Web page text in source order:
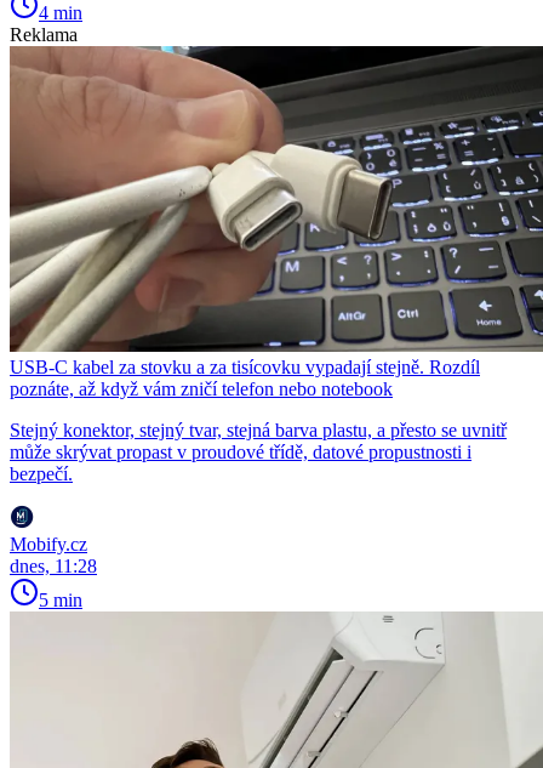
4 min
Reklama
USB-C kabel za stovku a za tisícovku vypadají stejně. Rozdíl
poznáte, až když vám zničí telefon nebo notebook
Stejný konektor, stejný tvar, stejná barva plastu, a přesto se uvnitř
může skrývat propast v proudové třídě, datové propustnosti i
bezpečí.
Mobify.cz
dnes, 11:28
5 min